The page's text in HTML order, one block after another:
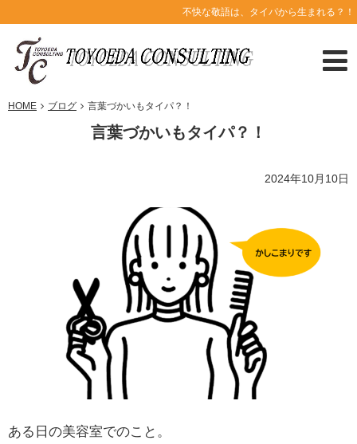
不快な敬語は、タイパから生まれる？！
HOME ブログ 言葉づかいもタイパ？！
言葉づかいもタイパ？！
2024年10月10日
ある日の美容室でのこと。